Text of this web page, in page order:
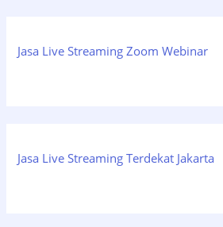
Jasa Live Streaming Zoom Webinar
Jasa Live Streaming Terdekat Jakarta